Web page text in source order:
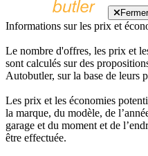
Fermer
Informations sur les prix et
Le nombre d'offres, les prix et
sont calculés sur des
Autobutler, sur la base de leurs
Les prix et les économies
la marque, du modèle, de
garage et du moment et de
être effectuée.